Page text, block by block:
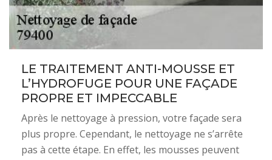
LE TRAITEMENT ANTI-MOUSSE ET
L’HYDROFUGE POUR UNE FAÇADE
PROPRE ET IMPECCABLE
Après le nettoyage à pression, votre façade sera
plus propre. Cependant, le nettoyage ne s’arrête
pas à cette étape. En effet, les mousses peuvent